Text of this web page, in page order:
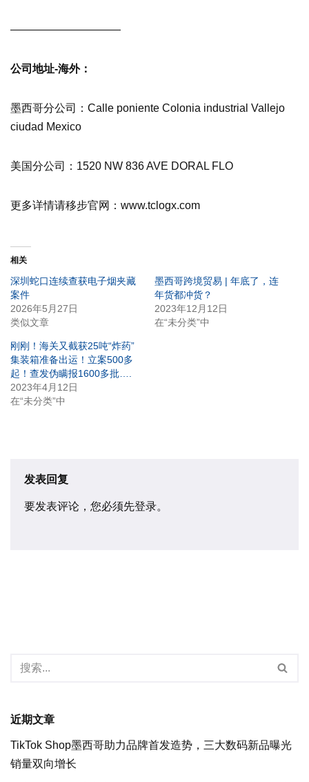
——————————
公司地址-海外：
墨西哥分公司：Calle poniente Colonia industrial Vallejo
ciudad Mexico
美国分公司：1520 NW 836 AVE DORAL FLO
更多详情请移步官网：www.tclogx.com
相关
深圳蛇口连续查获电子烟夹藏
案件
2026年5月27日
类似文章
墨西哥跨境贸易 | 年底了，连
年货都冲货？
2023年12月12日
在“未分类”中
刚刚！海关又截获25吨“炸药”
集装箱准备出运！立案500多
起！查发伪瞒报1600多批….
2023年4月12日
在“未分类”中
发表回复
要发表评论，您必须先登录。
近期文章
TikTok Shop墨西哥助力品牌首发造势，三大数码新品曝光
销量双向增长